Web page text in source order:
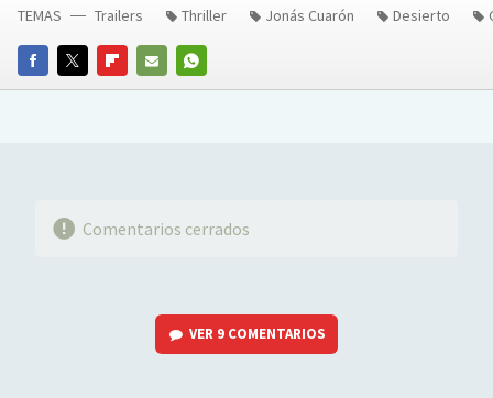
FACEBOOKTWITTERFLIPBOARD
E-
WHATSAPP
TEMAS Trailers Thriller Jonás Cuarón Desierto
Comentarios cerrados
VER 9 COMENTARIOS